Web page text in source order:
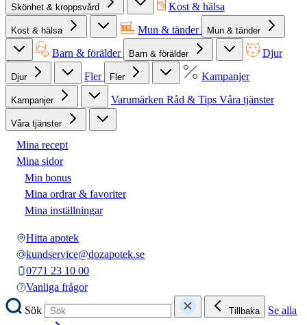
Skönhet & kroppsvård Kost & hälsa
Kost & hälsa Mun & tänder Mun & tänder
Barn & förälder Barn & förälder Djur
Djur Fler Fler Kampanjer
Kampanjer Varumärken Råd & Tips Våra tjänster
Våra tjänster
Mina recept
Mina sidor
Min bonus
Mina ordrar & favoriter
Mina inställningar
Hitta apotek
kundservice@dozapotek.se
0771 23 10 00
Vanliga frågor
Sök
Tillbaka
Se alla